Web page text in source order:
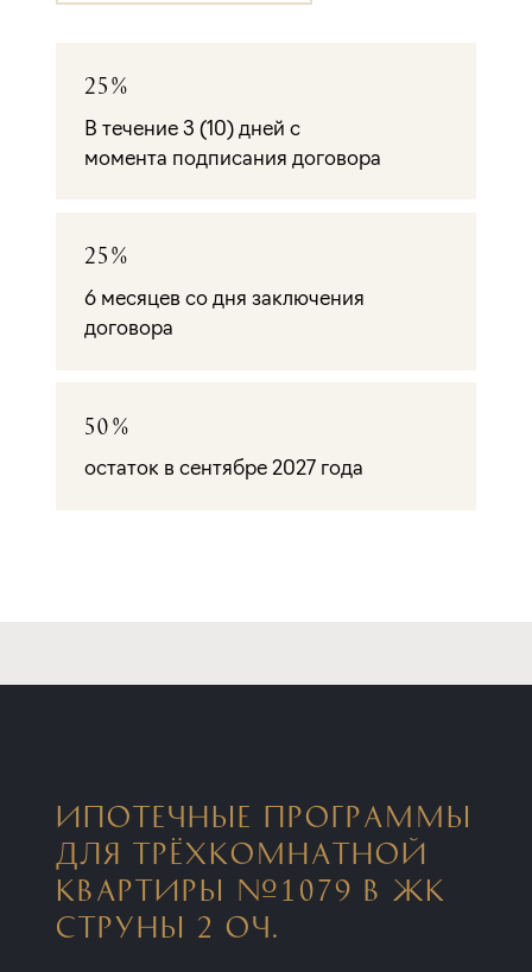
25%
В течение 3 (10) дней с
момента подписания договора
25%
6 месяцев со дня заключения
договора
50%
остаток в сентябре 2027 года
ИПОТЕЧНЫЕ ПРОГРАММЫ
ДЛЯ ТРЁХКОМНАТНОЙ
КВАРТИРЫ №1079 В ЖК
СТРУНЫ 2 ОЧ.